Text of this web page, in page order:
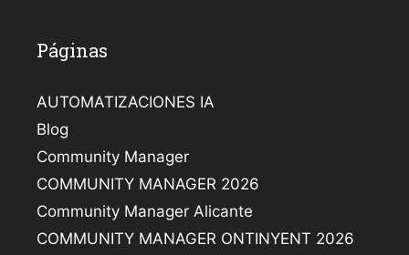
Páginas
AUTOMATIZACIONES IA
Blog
Community Manager
COMMUNITY MANAGER 2026
Community Manager Alicante
COMMUNITY MANAGER ONTINYENT 2026